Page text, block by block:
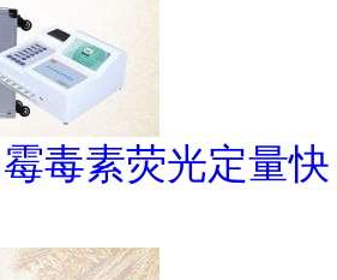
毒素荧光定量快